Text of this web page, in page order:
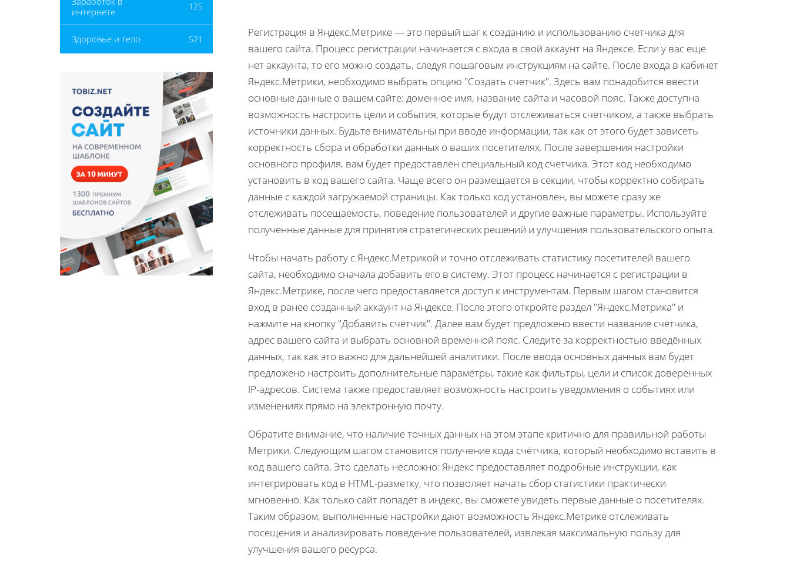
интернете
125
Здоровье и тело 521
Регистрация в Яндекс.Метрике — это первый шаг к созданию и использованию счетчика для
вашего сайта. Процесс регистрации начинается с входа в свой аккаунт на Яндексе. Если у вас еще
нет аккаунта, то его можно создать, следуя пошаговым инструкциям на сайте. После входа в кабинет
Яндекс.Метрики, необходимо выбрать опцию "Создать счетчик". Здесь вам понадобится ввести
основные данные о вашем сайте: доменное имя, название сайта и часовой пояс. Также доступна
возможность настроить цели и события, которые будут отслеживаться счетчиком, а также выбрать
источники данных. Будьте внимательны при вводе информации, так как от этого будет зависеть
корректность сбора и обработки данных о ваших посетителях. После завершения настройки
основного профиля, вам будет предоставлен специальный код счетчика. Этот код необходимо
установить в код вашего сайта. Чаще всего он размещается в секции, чтобы корректно собирать
данные с каждой загружаемой страницы. Как только код установлен, вы можете сразу же
отслеживать посещаемость, поведение пользователей и другие важные параметры. Используйте
полученные данные для принятия стратегических решений и улучшения пользовательского опыта.
Чтобы начать работу с Яндекс.Метрикой и точно отслеживать статистику посетителей вашего
сайта, необходимо сначала добавить его в систему. Этот процесс начинается с регистрации в
Яндекс.Метрике, после чего предоставляется доступ к инструментам. Первым шагом становится
вход в ранее созданный аккаунт на Яндексе. После этого откройте раздел "Яндекс.Метрика" и
нажмите на кнопку "Добавить счётчик". Далее вам будет предложено ввести название счётчика,
адрес вашего сайта и выбрать основной временной пояс. Следите за корректностью введённых
данных, так как это важно для дальнейшей аналитики. После ввода основных данных вам будет
предложено настроить дополнительные параметры, такие как фильтры, цели и список доверенных
IP-адресов. Система также предоставляет возможность настроить уведомления о событиях или
изменениях прямо на электронную почту.
Обратите внимание, что наличие точных данных на этом этапе критично для правильной работы
Метрики. Следующим шагом становится получение кода счётчика, который необходимо вставить в
код вашего сайта. Это сделать несложно: Яндекс предоставляет подробные инструкции, как
интегрировать код в HTML-разметку, что позволяет начать сбор статистики практически
мгновенно. Как только сайт попадёт в индекс, вы сможете увидеть первые данные о посетителях.
Таким образом, выполненные настройки дают возможность Яндекс.Метрике отслеживать
посещения и анализировать поведение пользователей, извлекая максимальную пользу для
улучшения вашего ресурса.